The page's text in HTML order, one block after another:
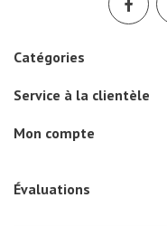
Catégories
Service à la clientèle
Mon compte
Évaluations